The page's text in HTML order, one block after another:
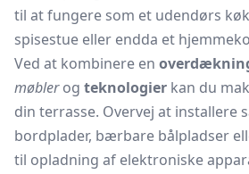
til at fungere som et udendørs
spisestue eller endda et
Ved at kombinere en
møblerog teknologier kan du
din terrasse. Overvej at installere
bordplader, bærbare bålpladser
til opladning af elektroniske